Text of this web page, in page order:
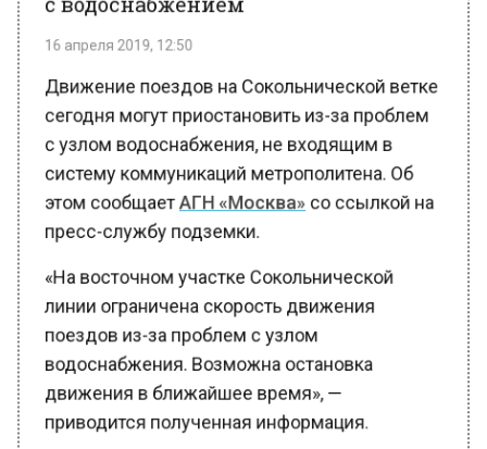
16 апреля 2019, 12:50
сегодня могут приостановить из-за проблем
с узлом водоснабжения, не входящим в
систему коммуникаций метрополитена. Об
этом сообщаетАГН «Москва»со ссылкой на
пресс-службу подземки.
«На восточном участке Сокольнической
линии ограничена скорость движения
поездов из-за проблем с узлом
водоснабжения. Возможна остановка
движения в ближайшее время», —
приводится полученная информация.